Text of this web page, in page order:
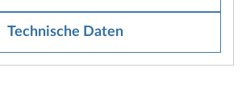
Technische Daten